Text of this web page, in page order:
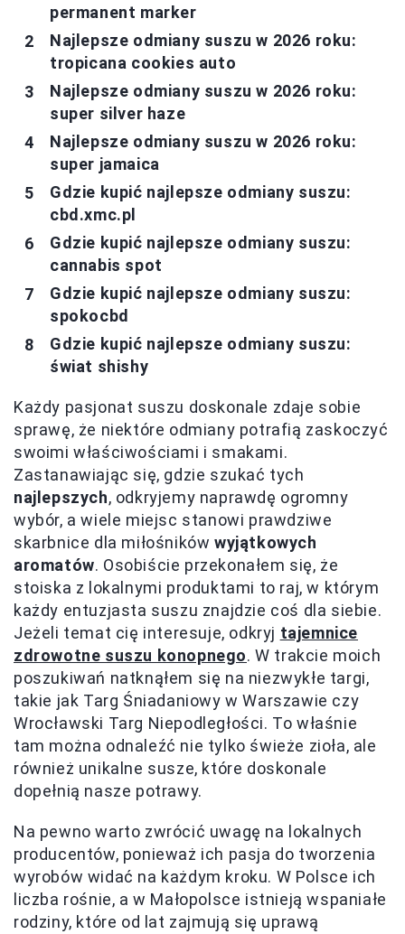
permanent marker
Najlepsze odmiany suszu w 2026 roku:
tropicana cookies auto
Najlepsze odmiany suszu w 2026 roku:
super silver haze
Najlepsze odmiany suszu w 2026 roku:
super jamaica
Gdzie kupić najlepsze odmiany suszu:
cbd.xmc.pl
Gdzie kupić najlepsze odmiany suszu:
cannabis spot
Gdzie kupić najlepsze odmiany suszu:
spokocbd
Gdzie kupić najlepsze odmiany suszu:
świat shishy
Każdy pasjonat suszu doskonale zdaje sobie
sprawę, że niektóre odmiany potrafią zaskoczyć
swoimi właściwościami i smakami.
Zastanawiając się, gdzie szukać tych
najlepszych, odkryjemy naprawdę ogromny
wybór, a wiele miejsc stanowi prawdziwe
skarbnice dla miłośnikówwyjątkowych
aromatów. Osobiście przekonałem się, że
stoiska z lokalnymi produktami to raj, w którym
każdy entuzjasta suszu znajdzie coś dla siebie.
Jeżeli temat cię interesuje, odkryj tajemnice
zdrowotne suszu konopnego. W trakcie moich
poszukiwań natknąłem się na niezwykłe targi,
takie jak Targ Śniadaniowy w Warszawie czy
Wrocławski Targ Niepodległości. To właśnie
tam można odnaleźć nie tylko świeże zioła, ale
również unikalne susze, które doskonale
dopełnią nasze potrawy.
Na pewno warto zwrócić uwagę na lokalnych
producentów, ponieważ ich pasja do tworzenia
wyrobów widać na każdym kroku. W Polsce ich
liczba rośnie, a w Małopolsce istnieją wspaniałe
rodziny, które od lat zajmują się uprawą